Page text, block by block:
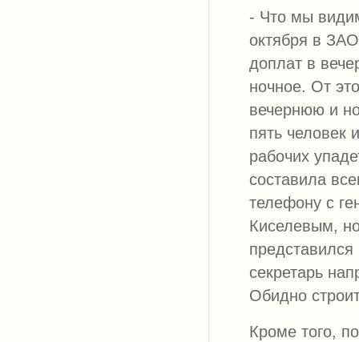
- Что мы
октября в
доплат в
ночное. От
вечернюю и
пять человек
рабочих
составила
телефону с
Киселевым,
секретарь
Обидно
Кроме того,